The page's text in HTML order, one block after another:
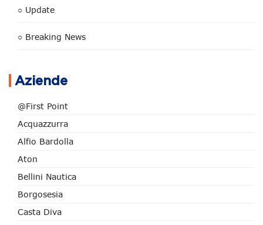
○ Update
○ Breaking News
Aziende
@First Point
Acquazzurra
Alfio Bardolla
Aton
Bellini Nautica
Borgosesia
Casta Diva